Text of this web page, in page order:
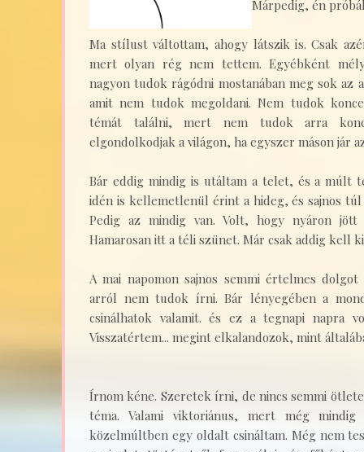
Márpedig, én
Ma stílust váltottam, ahogy látszik is. Csak
mert olyan rég nem tettem. Egyébként
nagyon tudok rágódni mostanában meg sok az
amit nem tudok megoldani. Nem tudok
témát találni, mert nem tudok arra
elgondolkodjak a világon, ha egyszer máson jár
Bár eddig mindig is utáltam a telet, és a múlt
idén is kellemetlenül érint a hideg, és sajnos túl
Pedig az mindig van. Volt, hogy nyáron jött
Hamarosan itt a téli szünet. Már csak addig kell
A mai napomon sajnos semmi értelmes
arról nem tudok írni. Bár lényegében a
csinálhatok valamit. és ez a tegnapi napra
Visszatértem... megint elkalandozok, mint
Írnom kéne. Szeretek írni, de nincs semmi
téma. Valami viktoriánus, mert még
közelmúltben egy oldalt csináltam. Még nem